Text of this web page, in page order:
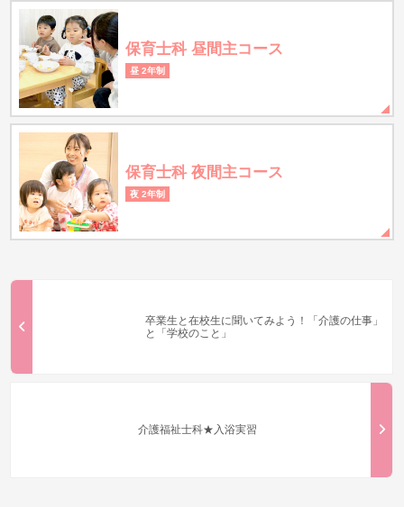
保育士科 昼間主コース
昼 2年制
保育士科 夜間主コース
夜 2年制
卒業生と在校生に聞いてみよう！「介護の仕事」
と「学校のこと」
介護福祉士科★入浴実習